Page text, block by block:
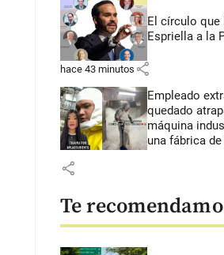
El círculo que
Espriella a la
hace 43 minutos share
Empleado
quedado
máquina
una fábrica
share
Te